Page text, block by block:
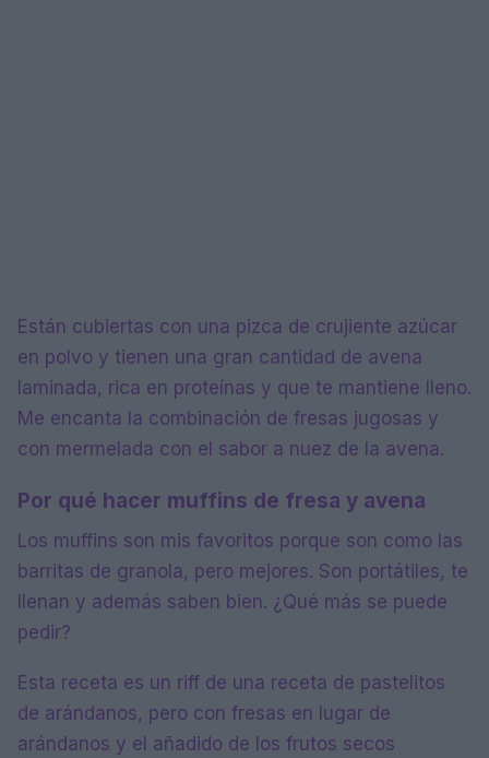
Están cubiertas con una pizca de crujiente azúcar
en polvo y tienen una gran cantidad de avena
laminada, rica en proteínas y que te mantiene lleno.
Me encanta la combinación de fresas jugosas y
con mermelada con el sabor a nuez de la avena.
Por qué hacer muffins de fresa y avena
Los muffins son mis favoritos porque son como las
barritas de granola, pero mejores. Son portátiles, te
llenan y además saben bien. ¿Qué más se puede
pedir?
Esta receta es un riff de una receta de pastelitos
de arándanos, pero con fresas en lugar de
arándanos y el añadido de los frutos secos